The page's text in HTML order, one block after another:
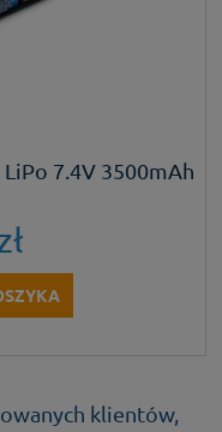
7.4V 3500mAh
klientów,